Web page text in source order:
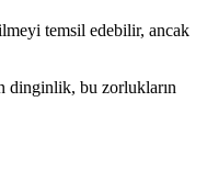
temsil edebilir, ancak
dinginlik, bu zorlukların